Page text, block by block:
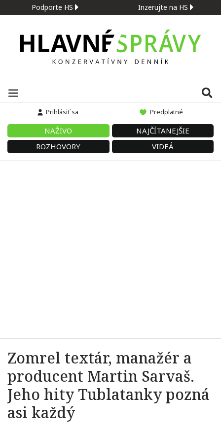
Podporte HS Inzerujte na HS
Prihlásiť sa Predplatné
NAŽIVO
NAJČÍTANEJŠIE
ROZHOVORY
VIDEÁ
Zomrel textár, manažér a
producent Martin Sarvaš.
Jeho hity Tublatanky pozná
asi každý